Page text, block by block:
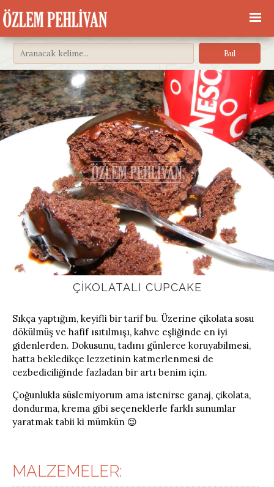
ÇIKOLATALI CUPCAKE
Sıkça yaptığım, keyifli bir tarif bu. Üzerine çikolata sosu
dökülmüş ve hafif ısıtılmışı, kahve eşliğinde en iyi
gidenlerden. Dokusunu, tadını günlerce koruyabilmesi,
hatta bekledikçe lezzetinin katmerlenmesi de
cezbediciliğinde fazladan bir artı benim için.
Çoğunlukla süslemiyorum ama istenirse ganaj, çikolata,
dondurma, krema gibi seçeneklerle farklı sunumlar
yaratmak tabii ki mümkün 😉
MALZEMELER: